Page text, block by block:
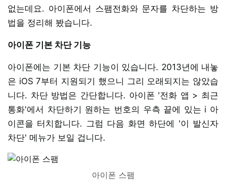
없는데요. 아이폰에서 스팸전화와 문자를 차단하는 방
법을 정리해 봤습니다.
아이폰 기본 차단 기능
아이폰에는 기본 차단 기능이 있습니다. 2013년에 내놓
은 iOS 7부터 지원되기 했으니 그리 오래되지는 않았습
니다. 차단 방법은 간단합니다. 아이폰 '전화 앱 > 최근
통화'에서 차단하기 원하는 번호의 우측 끝에 있는 i 아
이콘을 터치합니다. 그럼 다음 화면 하단에 '이 발신자
차단' 메뉴가 보일 겁니다.
아이폰 스팸